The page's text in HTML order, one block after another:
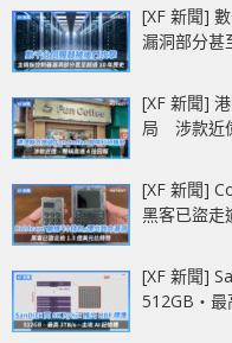
[XF 新聞]
漏洞部分甚
[XF 新聞]
局 涉款近
[XF 新聞]
黑客已盜走
[XF 新聞]
512GB‧最